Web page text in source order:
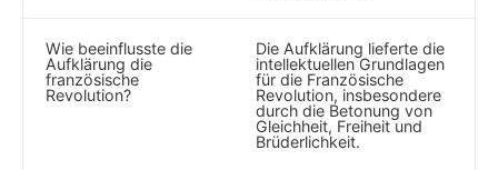
Wie beeinflusste⁢ die⁣
Aufklärung⁣ die
französische⁣
Revolution?
Die Aufklärung​ lieferte die
intellektuellen Grundlagen⁣
für die ⁣Französische
‌Revolution, insbesondere
durch ​die Betonung von
Gleichheit, Freiheit und⁢
Brüderlichkeit.